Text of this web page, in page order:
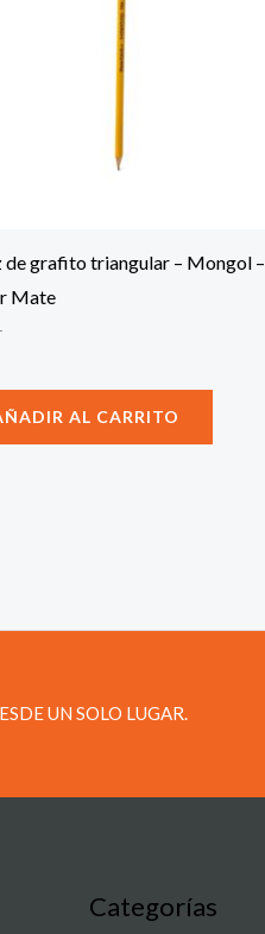
de grafito triangular – Mongol –
Mate
AL CARRITO
UN SOLO LUGAR.
Categorías